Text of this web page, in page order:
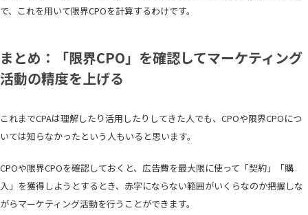
で、これを用いて限界CPOを計算するわけです。
まとめ：「限界CPO」を確認してマーケティング
活動の精度を上げる
これまでCPAは理解したり活用したりしてきた人でも、CPOや限界CPOにつ
いては知らなかったという人もいると思います。
CPOや限界CPOを確認しておくと、広告費を最大限に使って「契約」「購
入」を獲得しようとするとき、赤字にならない範囲がいくらなのか把握しな
がらマーケティング活動を行うことができます。